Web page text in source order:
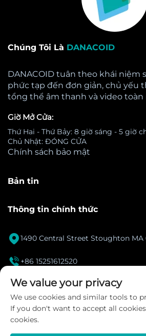
Chúng Tôi Là DANACOID
DANACOID tuân theo khái niệm
phức tạp đến đơn giản, chủ yếu
tổng thể âm thanh và video toàn
Giờ Mở Cửa:
Thứ Hai - Thứ Bảy: 8 giờ sáng - 5 giờ
Chủ Nhật: ĐÓNG CỬA
Chính sách bảo mật
Bản tin
Thông tin chính thức
1490 Central Street Stoughton MA
 +86 15251612520
[email protected]
Instagram
We value your privacy
We use cookies and similar tools to
If you don't want to accept all
cookies.